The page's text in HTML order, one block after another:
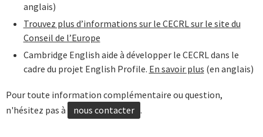
anglais)
Trouvez plus d’informations sur le CECRL sur le site du
Conseil de l’Europe
Cambridge English aide à développer le CECRL dans le
cadre du projet English Profile. En savoir plus (en anglais)
Pour toute information complémentaire ou question,
n'hésitez pas à
nous contacter .